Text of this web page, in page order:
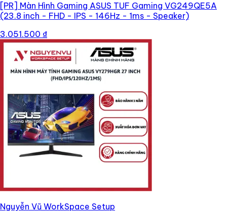
[PR] Màn Hình Gaming ASUS TUF Gaming VG249QE5A
(23.8 inch - FHD - IPS - 146Hz - 1ms - Speaker)
3.051.500 ₫
Nguyễn Vũ WorkSpace Setup